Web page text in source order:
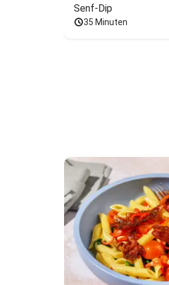
Senf-Dip
35 Minuten